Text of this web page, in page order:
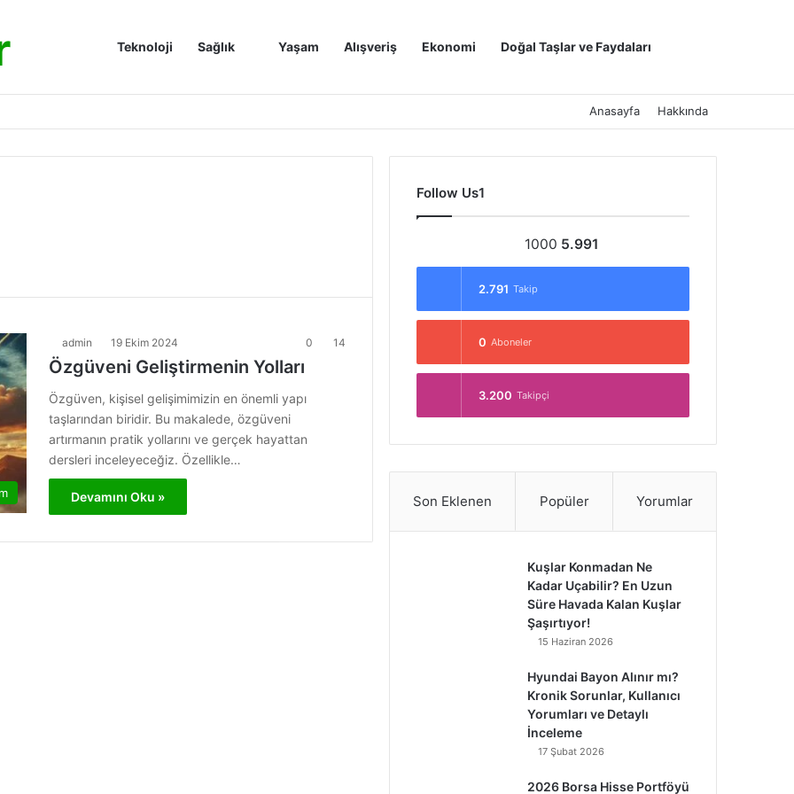
Anasayfa
Teknoloji Sağlık Yaşam Alışveriş Ekonomi Doğal Taşlar ve Faydaları
Anasayfa Hakkında
admin 19 Ekim 2024 0 14
Özgüveni Geliştirmenin Yolları
Özgüven, kişisel gelişimimizin en önemli yapı
taşlarından biridir. Bu makalede, özgüveni
artırmanın pratik yollarını ve gerçek hayattan
dersleri inceleyeceğiz. Özellikle…
Devamını Oku »
Follow Us1
1000 5.991
2.791 Takip
0 Aboneler
3.200 Takipçi
Son Eklenen Popüler Yorumlar
Kuşlar Konmadan Ne
Kadar Uçabilir? En Uzun
Süre Havada Kalan Kuşlar
Şaşırtıyor!
15 Haziran 2026
Hyundai Bayon Alınır mı?
Kronik Sorunlar, Kullanıcı
Yorumları ve Detaylı
İnceleme
17 Şubat 2026
2026 Borsa Hisse Portföyü